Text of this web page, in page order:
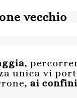
vecchio
,
unica vi
ai